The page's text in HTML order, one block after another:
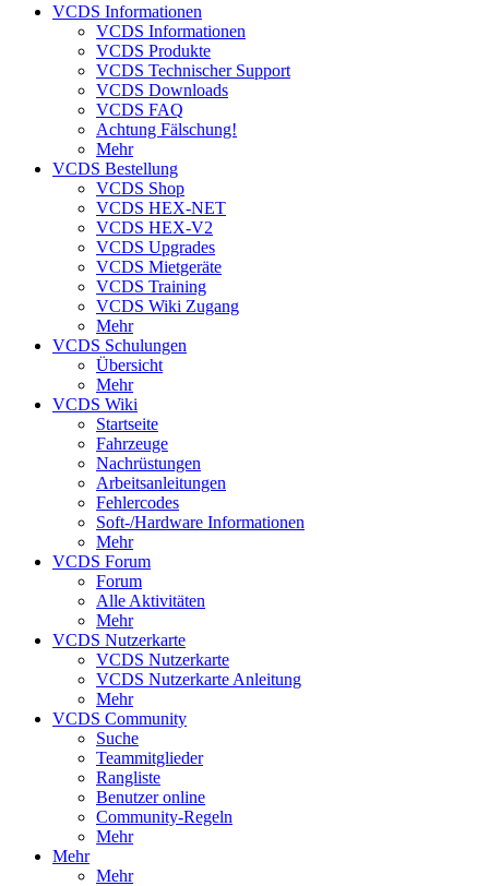
VCDS Informationen
VCDS Informationen
VCDS Produkte
VCDS Technischer Support
VCDS Downloads
VCDS FAQ
Achtung Fälschung!
Mehr
VCDS Bestellung
VCDS Shop
VCDS HEX-NET
VCDS HEX-V2
VCDS Upgrades
VCDS Mietgeräte
VCDS Training
VCDS Wiki Zugang
Mehr
VCDS Schulungen
Übersicht
Mehr
VCDS Wiki
Startseite
Fahrzeuge
Nachrüstungen
Arbeitsanleitungen
Fehlercodes
Soft-/Hardware Informationen
Mehr
VCDS Forum
Forum
Alle Aktivitäten
Mehr
VCDS Nutzerkarte
VCDS Nutzerkarte
VCDS Nutzerkarte Anleitung
Mehr
VCDS Community
Suche
Teammitglieder
Rangliste
Benutzer online
Community-Regeln
Mehr
Mehr
Mehr